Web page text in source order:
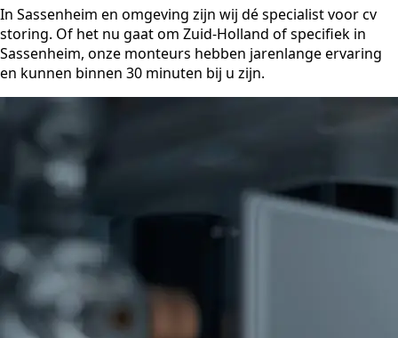
In Sassenheim en omgeving zijn wij dé specialist voor cv
storing. Of het nu gaat om Zuid-Holland of specifiek in
Sassenheim, onze monteurs hebben jarenlange ervaring
en kunnen binnen 30 minuten bij u zijn.